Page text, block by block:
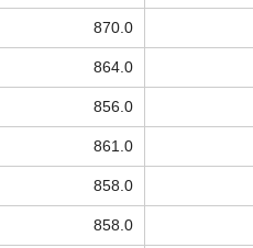
870.0
864.0
856.0
861.0
858.0
858.0